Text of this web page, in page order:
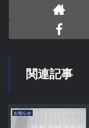
関連記事
お知らせ